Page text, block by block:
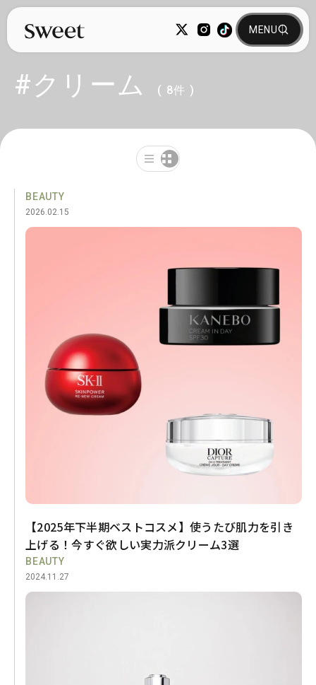
#クリーム ( 8件 )
BEAUTY
2026.02.15
【2025年下半期ベストコスメ】使うたび肌力を引き
上げる！今すぐ欲しい実力派クリーム3選
BEAUTY
2024.11.27